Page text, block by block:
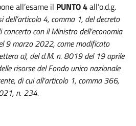
all’esame il PUNTO 4all’o.d.g.
dell’articolo 4, comma 1, del decreto
con il Ministro dell’economia
9 marzo 2022, come modificato
a), del d.M. n. 8019 del 19 aprile
risorse del Fondo unico nazionale
di cui all’articolo 1, comma 366,
n. 234.